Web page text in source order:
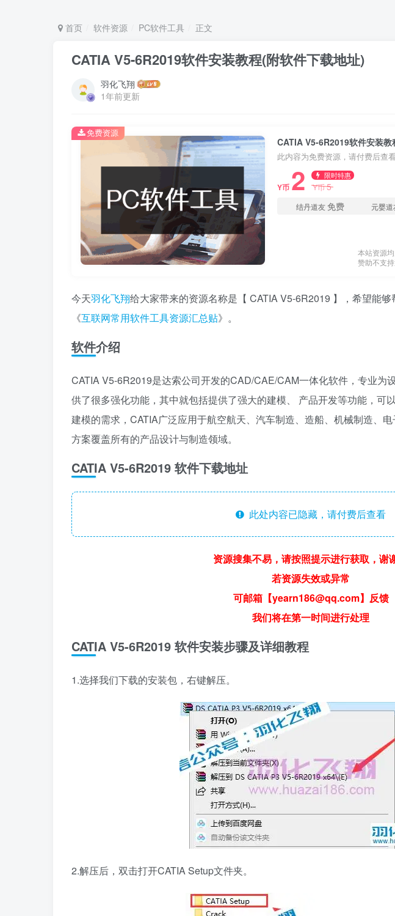
首页 软件资源 PC软件工具 正文
CATIA V5-6R2019软件安装教程(附软件下载地址)
羽化飞翔
1年前更新
CATIA V5-6R2019软件安装
此内容为免费资源，请付费后查
Y币 2 限时特惠
Y币5
结丹道友免费 元婴道
本站资源
赞助不支
免费资源
今天羽化飞翔给大家带来的资源名称是【 CATIA V5-6R2019 】，希望能
《互联网常用软件工具资源汇总贴》。
软件介绍
CATIA V5-6R2019是达索公司开发的CAD/CAE/CAM一体化软件，专业为
供了很多强化功能，其中就包括提供了强大的建模、 产品开发等功能，可
建模的需求，CATIA广泛应用于航空航天、汽车制造、造船、机械制造、
方案覆盖所有的产品设计与制造领域。
CATIA V5-6R2019 软件下载地址
此处内容已隐藏，请付费后查看
资源搜集不易，请按照提示进行获取，谢
若资源失效或异常
可邮箱【yearn186@qq.com】反馈
我们将在第一时间进行处理
CATIA V5-6R2019 软件安装步骤及详细教程
1.选择我们下载的安装包，右键解压。
2.解压后，双击打开CATIA Setup文件夹。